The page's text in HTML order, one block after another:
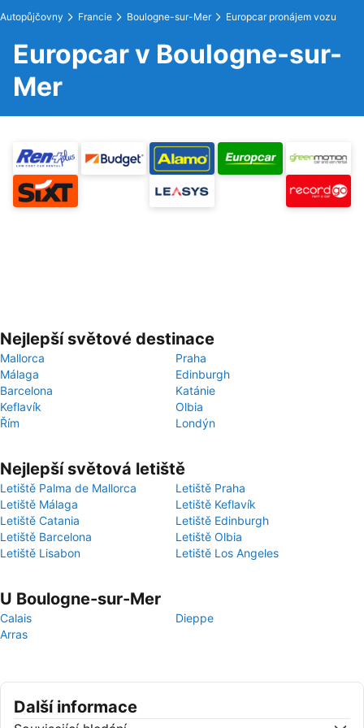
Autopůjčovny Francie Boulogne-sur-Mer Europcar pronájem vozu
Europcar v Boulogne-sur-
Mer
Nejlepší světové destinace
Mallorca
Praha
Málaga
Edinburgh
Barcelona
Katánie
Keflavík
Olbia
Řím
Londýn
Nejlepší světová letiště
Letiště Palma de Mallorca
Letiště Praha
Letiště Málaga
Letiště Keflavík
Letiště Catania
Letiště Edinburgh
Letiště Barcelona
Letiště Olbia
Letiště Lisabon
Letiště Los Angeles
U Boulogne-sur-Mer
Calais
Dieppe
Arras
Další informace